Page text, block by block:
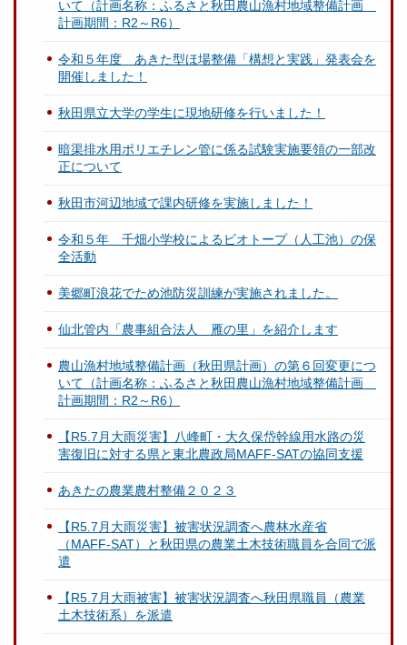
いて（計画名称：ふるさと秋田農山漁村地域整備計画
計画期間：R2～R6）
令和５年度 あきた型ほ場整備「構想と実践」発表会を
開催しました！
秋田県立大学の学生に現地研修を行いました！
暗渠排水用ポリエチレン管に係る試験実施要領の一部改
正について
秋田市河辺地域で課内研修を実施しました！
令和５年 千畑小学校によるビオトープ（人工池）の保
全活動
美郷町浪花でため池防災訓練が実施されました。
仙北管内「農事組合法人 雁の里」を紹介します
農山漁村地域整備計画（秋田県計画）の第６回変更につ
いて（計画名称：ふるさと秋田農山漁村地域整備計画
計画期間：R2～R6）
【R5.7月大雨災害】八峰町・大久保岱幹線用水路の災
害復旧に対する県と東北農政局MAFF-SATの協同支援
あきたの農業農村整備２０２３
【R5.7月大雨災害】被害状況調査へ農林水産省
（MAFF-SAT）と秋田県の農業土木技術職員を合同で派
遣
【R5.7月大雨被害】被害状況調査へ秋田県職員（農業
土木技術系）を派遣